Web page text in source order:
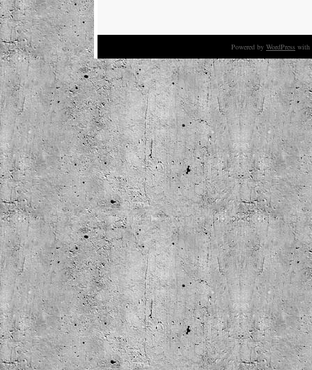
Powered by WordPress with